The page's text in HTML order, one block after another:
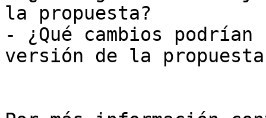
la propuesta?
- ¿Qué cambios
versión de la